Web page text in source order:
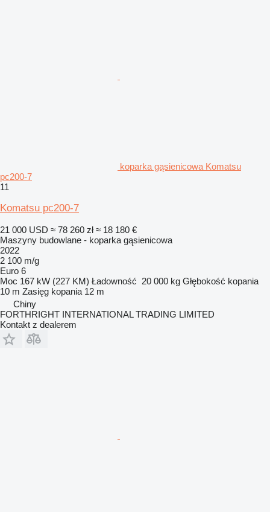
koparka gąsienicowa Komatsu
pc200-7
11
Komatsu pc200-7
21 000 USD ≈ 78 260 zł ≈ 18 180 €
Maszyny budowlane - koparka gąsienicowa
2022
2 100 m/g
Euro 6
Moc 167 kW (227 KM) Ładowność 20 000 kg Głębokość kopania
10 m Zasięg kopania 12 m
Chiny
FORTHRIGHT INTERNATIONAL TRADING LIMITED
Kontakt z dealerem